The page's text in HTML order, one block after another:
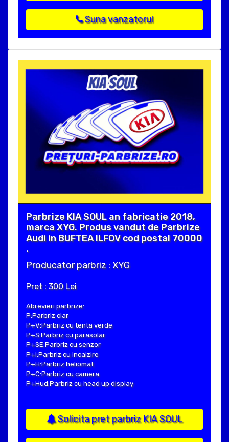
Suna vanzatorul
Parbrize KIA SOUL an fabricatie 2018,
marca XYG. Produs vandut de Parbrize
Audi in BUFTEA ILFOV cod postal 70000
.
Producator parbriz : XYG
Pret : 300 Lei
Abrevieri parbrize:
P:Parbriz clar
P+V:Parbriz cu tenta verde
P+S:Parbriz cu parasolar
P+SE:Parbriz cu senzor
P+I:Parbriz cu incalzire
P+H:Parbriz heliomat
P+C:Parbriz cu camera
P+Hud:Parbriz cu head up display
Solicita pret parbriz KIA SOUL